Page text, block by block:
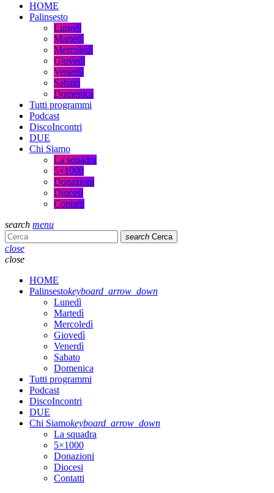
HOME
Palinsesto
Lunedì
Martedì
Mercoledì
Giovedì
Venerdì
Sabato
Domenica
Tutti programmi
Podcast
DiscoIncontri
DUE
Chi Siamo
La squadra
5×1000
Donazioni
Diocesi
Contatti
search menu
search Cerca
close
close
HOME
Palinsestokeyboard_arrow_down
Lunedì
Martedì
Mercoledì
Giovedì
Venerdì
Sabato
Domenica
Tutti programmi
Podcast
DiscoIncontri
DUE
Chi Siamokeyboard_arrow_down
La squadra
5×1000
Donazioni
Diocesi
Contatti